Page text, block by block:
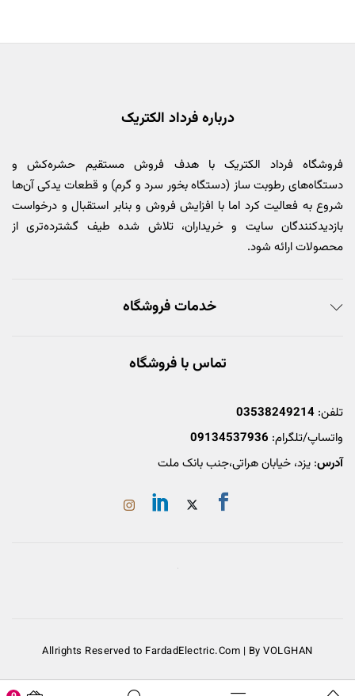
درباره فرداد الکتریک
فروشگاه فرداد الکتریک با هدف فروش مستقیم حشره‌کش و
دستگاه‌های رطوبت ساز (دستگاه بخور سرد و گرم) و قطعات یدکی آن‌ها
شروع به فعالیت کرد اما با افزایش فروش و بنابر استقبال و درخواست
بازدیدکنندگان سایت و خریداران، تلاش شده طیف گشترده‌تری از
محصولات ارائه شود.
خدمات فروشگاه
تماس با فروشگاه
تلفن: 03538249214
واتساپ/تلگرام: 09134537936
آدرس: یزد، خیابان هراتی،جنب بانک ملت
Allrights Reserved to FardadElectric.Com | By VOLGHAN